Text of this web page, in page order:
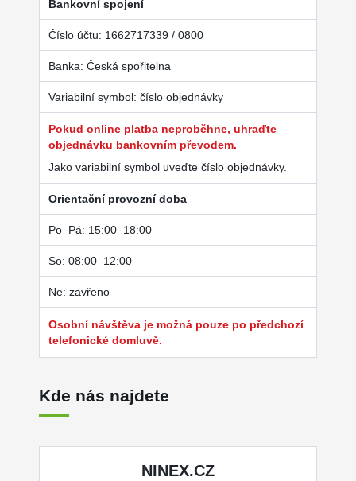
Bankovní spojení
Číslo účtu: 1662717339 / 0800
Banka: Česká spořitelna
Variabilní symbol: číslo objednávky
Pokud online platba neproběhne, uhraďte
objednávku bankovním převodem.
Jako variabilní symbol uveďte číslo objednávky.
Orientační provozní doba
Po–Pá: 15:00–18:00
So: 08:00–12:00
Ne: zavřeno
Osobní návštěva je možná pouze po předchozí
telefonické domluvě.
Kde nás najdete
NINEX.CZ